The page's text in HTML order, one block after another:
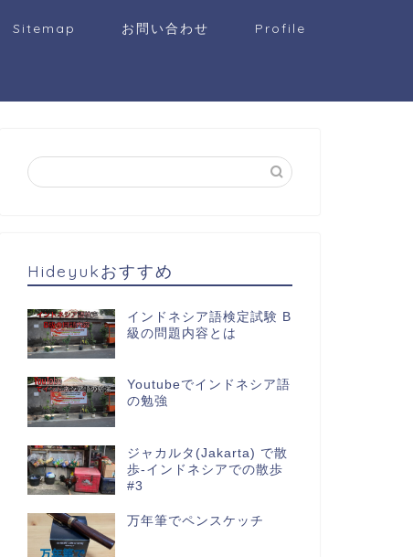
Sitemap お問い合わせ Profile
Hideyukおすすめ
インドネシア語検定試験 B
級の問題内容とは
Youtubeでインドネシア語
の勉強
ジャカルタ(Jakarta) で散
歩-インドネシアでの散歩
#3
万年筆でペンスケッチ